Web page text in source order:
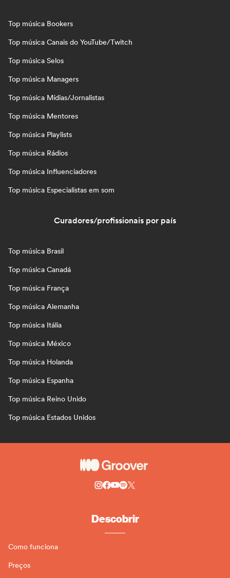
Top música Bookers
Top música Canais do YouTube/Twitch
Top música Selos
Top música Managers
Top música Mídias/Jornalistas
Top música Mentores
Top música Playlists
Top música Rádios
Top música Influenciadores
Top música Especialistas em som
Curadores/profissionais por país
Top música Brasil
Top música Canadá
Top música França
Top música Alemanha
Top música Itália
Top música México
Top música Holanda
Top música Espanha
Top música Reino Unido
Top música Estados Unidos
Descobrir
Como funciona
Preços